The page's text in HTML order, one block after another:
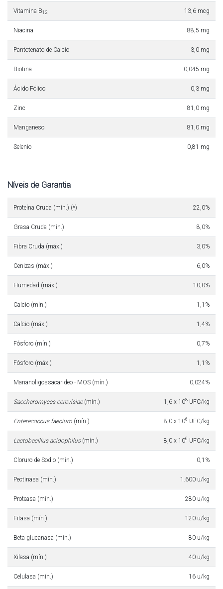
Vitamina B12 13,6 mcg
Niacina 88,5 mg
Pantotenato de Calcio 3,0 mg
Biotina 0,045 mg
Ácido Fólico 0,3 mg
Zinc 81,0 mg
Manganeso 81,0 mg
Selenio 0,81 mg
Níveis de Garantia
Proteína Cruda (mín.) (*) 22,0%
Grasa Cruda (mín.) 8,0%
Fibra Cruda (máx.) 3,0%
Cenizas (máx.) 6,0%
Humedad (máx.) 10,0%
Calcio (mín.) 1,1%
Calcio (máx.) 1,4%
Fósforo (mín.) 0,7%
Fósforo (máx.) 1,1%
Mananoligossacarideo - MOS (mín.) 0,024%
Saccharomyces cerevisiae(mín.) 1,6 x 108 UFC/kg
Enterecoccus faecium (mín.) 8,0 x 106 UFC/kg
Lactobacillus acidophilus(mín.) 8,0 x 106 UFC/kg
Cloruro de Sodio (mín.) 0,1%
Pectinasa (mín.) 1.600 u/kg
Proteasa (mín.) 280 u/kg
Fitasa (mín.) 120 u/kg
Beta glucanasa (mín.) 80 u/kg
Xilasa (mín.) 40 u/kg
Celulasa (mín.) 16 u/kg